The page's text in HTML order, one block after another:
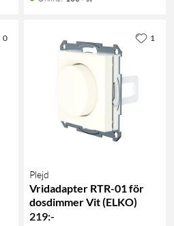
0
Plejd
Vridadapter RTR-01 för
dosdimmer Vit (ELKO)
219:-
1